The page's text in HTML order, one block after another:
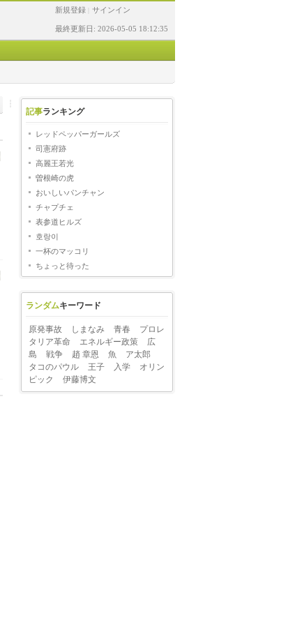
新規登録 サインイン
最終更新日: 2026-05-05 18:12:35
記事ランキング
レッドペッパーガールズ
司憲府跡
高麗王若光
曽根崎の虎
おいしいパンチャン
チャプチェ
表参道ヒルズ
호랑이
一杯のマッコリ
ちょっと待った
ランダムキーワード
原発事故 しまなみ 青春
プロレ
タリア革命
エネルギー政策
広
島
戦争 趙 章恩 魚
ア太郎
タコのパウル
王子 入学
オリン
ピック
伊藤博文